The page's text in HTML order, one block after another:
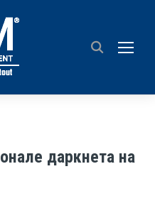
даркнета на